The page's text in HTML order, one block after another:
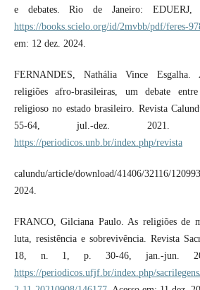
e debates. Rio de Janeiro: EDUERJ,
https://books.scielo.org/id/2mvbb/pdf/feres-
em: 12 dez. 2024.
FERNANDES, Nathália Vince Esgalha.
religiões afro-brasileiras, um debate
religioso no estado brasileiro. Revista
55-64, jul.-dez. 2021.
https://periodicos.unb.br/index.php/revista
calundu/article/download/41406/32116/
2024.
FRANCO, Gilciana Paulo. As religiões de
luta, resistência e sobrevivência. Revista
18, n. 1, p. 30-46, jan.-jun.
https://periodicos.ufjf.br/index.php/